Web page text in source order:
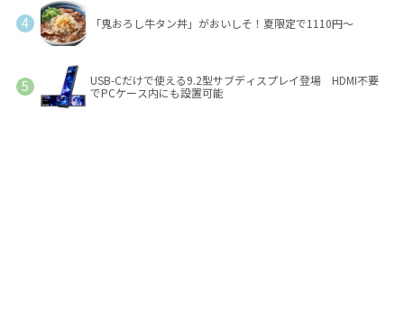
「鬼おろし牛タン丼」がおいしそ！夏限定で1110円～
USB-Cだけで使える9.2型サブディスプレイ登場 HDMI不要
でPCケース内にも設置可能